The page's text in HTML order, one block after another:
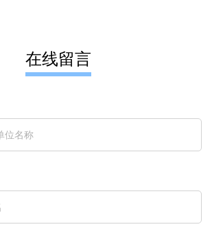
在线留言